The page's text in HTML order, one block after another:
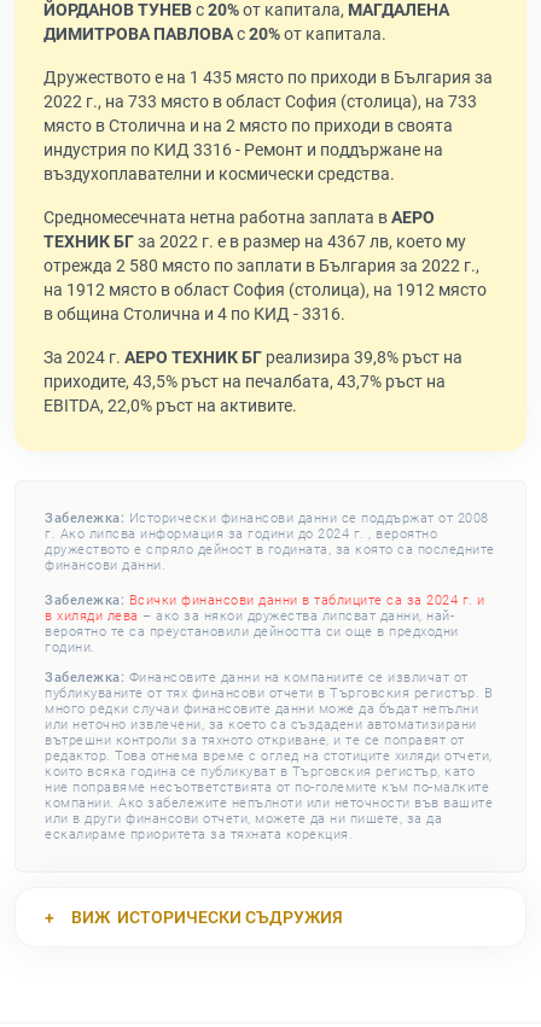
ЙОРДАНОВ ТУНЕВс20%от капитала, МАГДАЛЕНА
ДИМИТРОВА ПАВЛОВАс20%от капитала.
Дружеството е на 1 435 място по приходи в България за
2022 г., на 733 място в област София (столица), на 733
място в Столична и на 2 място по приходи в своята
индустрия по КИД 3316 - Ремонт и поддържане на
въздухоплавателни и космически средства.
Средномесечната нетна работна заплата вАЕРО
ТЕХНИК БГза 2022 г. е в размер на 4367 лв, което му
отрежда 2 580 място по заплати в България за 2022 г.,
на 1912 място в област София (столица), на 1912 място
в община Столична и 4 по КИД - 3316.
За 2024 г. АЕРО ТЕХНИК БГ реализира 39,8% ръст на
приходите, 43,5% ръст на печалбата, 43,7% ръст на
EBITDA, 22,0% ръст на активите.
Забележка: Исторически финансови данни се поддържат от 2008
г. Ако липсва информация за години до 2024 г. , вероятно
дружеството е спряло дейност в годината, за която са последните
финансови данни.
Забележка: Всички финансови данни в таблиците са за 2024 г. и
в хиляди лева – ако за някои дружества липсват данни, най-
вероятно те са преустановили дейността си още в предходни
години.
Забележка: Финансовите данни на компаниите се извличат от
публикуваните от тях финансови отчети в Търговския регистър. В
много редки случаи финансовите данни може да бъдат непълни
или неточно извлечени, за което са създадени автоматизирани
вътрешни контроли за тяхното откриване, и те се поправят от
редактор. Това отнема време с оглед на стотиците хиляди отчети,
които всяка година се публикуват в Търговския регистър, като
ние поправяме несъответствията от по-големите към по-малките
компании. Ако забележите непълноти или неточности във вашите
или в други финансови отчети, можете да ни пишете, за да
ескалираме приоритета за тяхната корекция.
ВИЖ ИСТОРИЧЕСКИ СЪДРУЖИЯ